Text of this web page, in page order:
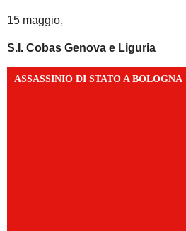
15 maggio,
S.I. Cobas Genova e Liguria
ASSASSINIO DI STATO A BOLOGNA